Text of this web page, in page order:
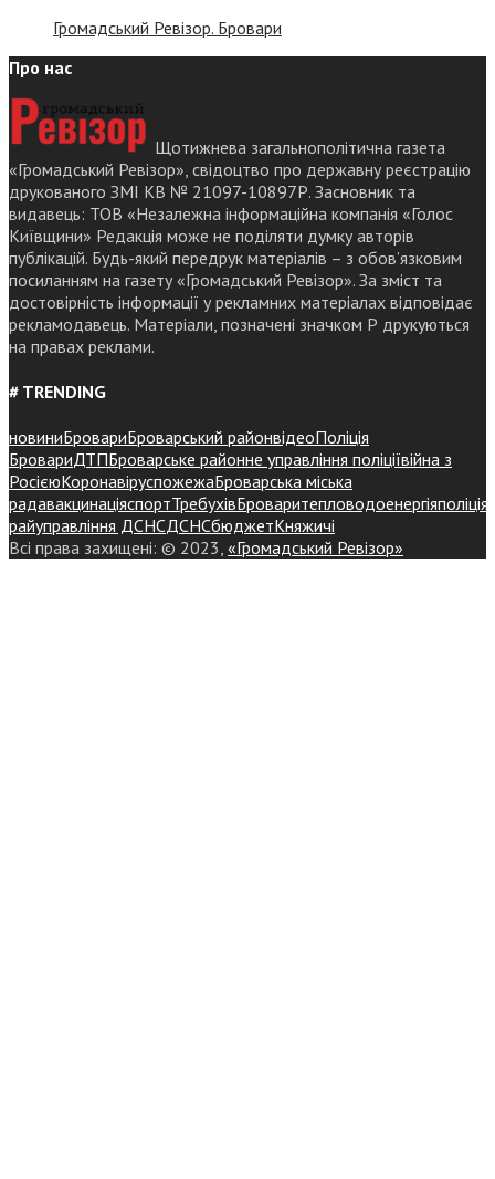
Громадський Ревізор. Бровари
Про нас
Щотижнева загальнополітична газета
«Громадський Ревізор», свідоцтво про державну реєстрацію
друкованого ЗМІ КВ № 21097-10897Р. Засновник та
видавець: ТОВ «Незалежна інформаційна компанія «Голос
Київщини» Редакція може не поділяти думку авторів
публікацій. Будь-який передрук матеріалів – з обов’язковим
посиланням на газету «Громадський Ревізор». За зміст та
достовірність інформації у рекламних матеріалах відповідає
рекламодавець. Матеріали, позначені значком Р друкуються
на правах реклами.
# TRENDING
новиниБровариБроварський районвідеоПоліція
БровариДТПБроварське районне управління поліціївійна з
РосієюКоронавіруспожежаБроварська міська
радавакцинаціяспортТребухівБроваритепловодоенергіяполіція
райуправління ДСНСДСНСбюджетКняжичі
Всі права захищені: © 2023, «Громадський Ревізор»